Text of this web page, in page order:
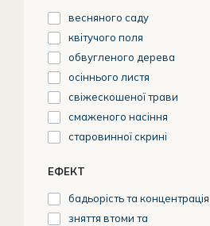
весняного саду
квітучого поля
обвугленого дерева
осіннього листя
свіжескошеної трави
смаженого насіння
старовинної скрині
ЕФЕКТ
бадьорість та концентрація
зняття втоми та